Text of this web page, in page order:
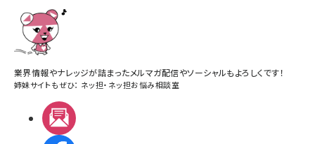
業界情報やナレッジが詰まったメルマガ配信やソーシャルもよろしくです！
姉妹サイトもぜひ： ネッ担・ ネッ担お悩み相談室